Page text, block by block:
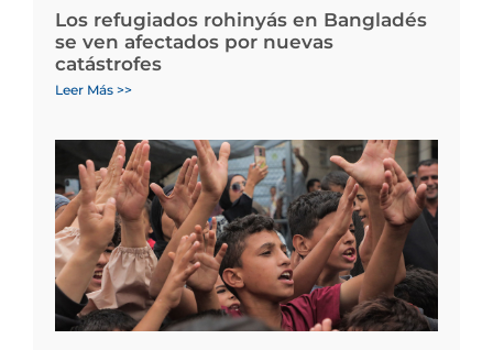
Los refugiados rohinyás en Bangladés
se ven afectados por nuevas
catástrofes
Leer Más >>